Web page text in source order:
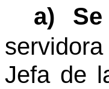
a)
Jefa de